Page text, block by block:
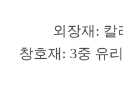
외장재: 칼
창호재: 3중 유